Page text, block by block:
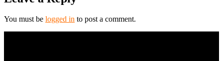
You must be logged in to post a comment.